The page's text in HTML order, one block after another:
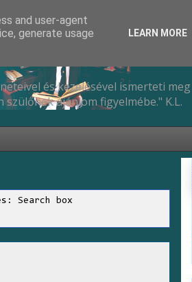
és kezelésével ismerteti meg
ajánlom figyelmébe." K.L.
Search box
and user-agent
generate usage
LEARN MORE